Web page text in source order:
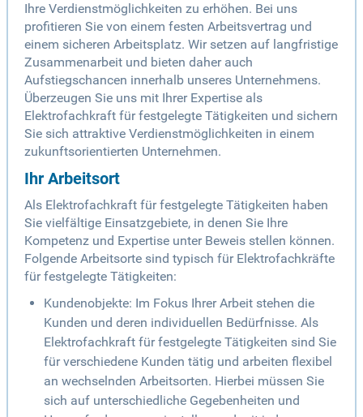
Ihre Verdienstmöglichkeiten zu erhöhen. Bei uns
profitieren Sie von einem festen Arbeitsvertrag und
einem sicheren Arbeitsplatz. Wir setzen auf langfristige
Zusammenarbeit und bieten daher auch
Aufstiegschancen innerhalb unseres Unternehmens.
Überzeugen Sie uns mit Ihrer Expertise als
Elektrofachkraft für festgelegte Tätigkeiten und sichern
Sie sich attraktive Verdienstmöglichkeiten in einem
zukunftsorientierten Unternehmen.
Ihr Arbeitsort
Als Elektrofachkraft für festgelegte Tätigkeiten haben
Sie vielfältige Einsatzgebiete, in denen Sie Ihre
Kompetenz und Expertise unter Beweis stellen können.
Folgende Arbeitsorte sind typisch für Elektrofachkräfte
für festgelegte Tätigkeiten:
Kundenobjekte: Im Fokus Ihrer Arbeit stehen die
Kunden und deren individuellen Bedürfnisse. Als
Elektrofachkraft für festgelegte Tätigkeiten sind Sie
für verschiedene Kunden tätig und arbeiten flexibel
an wechselnden Arbeitsorten. Hierbei müssen Sie
sich auf unterschiedliche Gegebenheiten und